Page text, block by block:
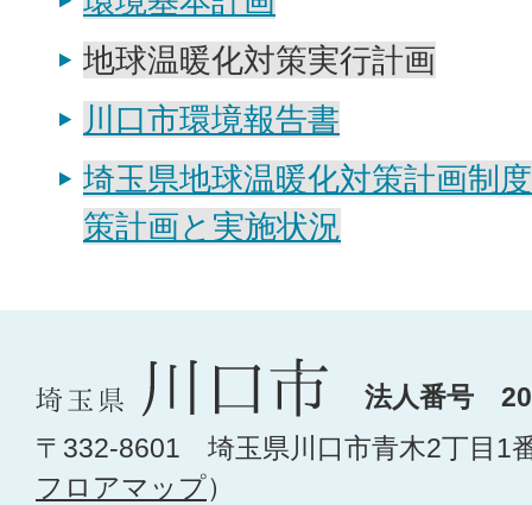
地球温暖化対策実行計画
川口市環境報告書
埼玉県地球温暖化対策計画制
策計画と実施状況
法人番号
〒332-8601 埼玉県川口市青木2丁目1
フロアマップ）